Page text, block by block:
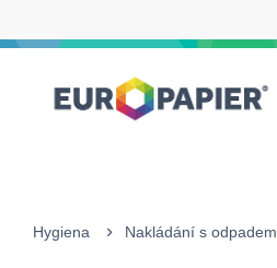
Hygiena Nakládání s odpadem